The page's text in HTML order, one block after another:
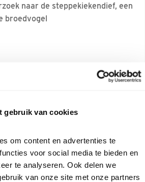
gebruik van cookies
om content en advertenties te
voor social media te bieden en
te analyseren. Ook delen we
van onze site met onze partners
naar de steppekiekendief, een
broedvogel
blijven?